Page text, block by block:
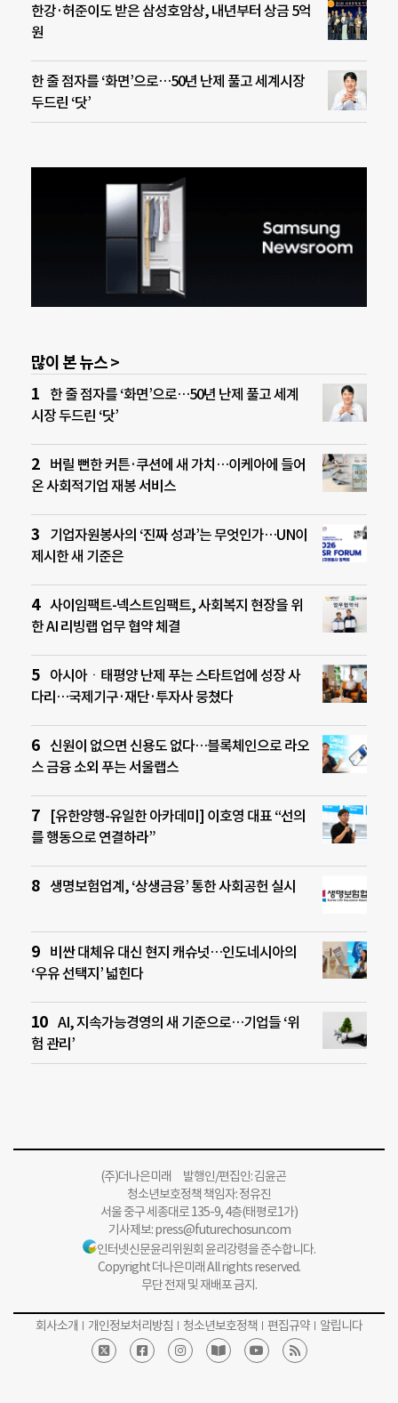
한강·허준이도 받은 삼성호암상, 내년부터 상금 5억
원
한 줄 점자를 ‘화면’으로…50년 난제 풀고 세계시장
두드린 ‘닷’
많이 본 뉴스 >
한 줄 점자를 ‘화면’으로…50년 난제 풀고 세계
시장 두드린 ‘닷’
버릴 뻔한 커튼·쿠션에 새 가치…이케아에 들어
온 사회적기업 재봉 서비스
기업자원봉사의 ‘진짜 성과’는 무엇인가…UN이
제시한 새 기준은
사이임팩트-넥스트임팩트, 사회복지 현장을 위
한 AI 리빙랩 업무 협약 체결
아시아ㆍ태평양 난제 푸는 스타트업에 성장 사
다리…국제기구·재단·투자사 뭉쳤다
신원이 없으면 신용도 없다…블록체인으로 라오
스 금융 소외 푸는 서울랩스
[유한양행-유일한 아카데미] 이호영 대표 “선의
를 행동으로 연결하라”
생명보험업계, ‘상생금융’ 통한 사회공헌 실시
비싼 대체유 대신 현지 캐슈넛…인도네시아의
‘우유 선택지’ 넓힌다
AI, 지속가능경영의 새 기준으로…기업들 ‘위
험 관리’
(주)더나은미래 발행인/편집인: 김윤곤
청소년보호정책 책임자: 정유진
서울 중구 세종대로 135-9, 4층(태평로1가)
기사제보:press@futurechosun.com
인터넷신문윤리위원회 윤리강령을 준수합니다.
Copyright 더나은미래 All rights reserved.
무단 전재 및 재배포 금지.
회사소개 개인정보처리방침 청소년보호정책 편집규약 알립니다